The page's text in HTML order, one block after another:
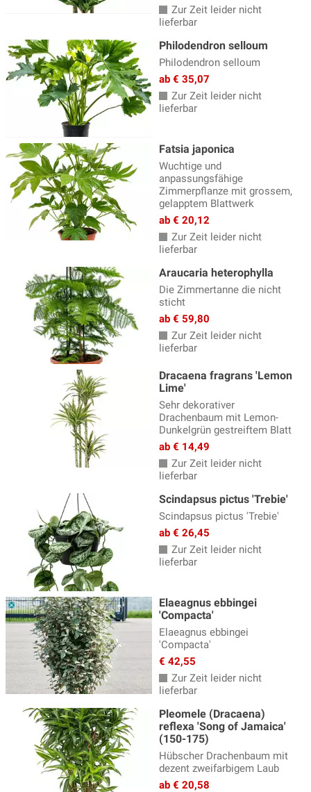
Zur Zeit leider nicht
lieferbar
Philodendron selloum
Philodendron selloum
ab € 35,07
Zur Zeit leider nicht
lieferbar
Fatsia japonica
Wuchtige und
anpassungsfähige
Zimmerpflanze mit grossem,
gelapptem Blattwerk
ab € 20,12
Zur Zeit leider nicht
lieferbar
Araucaria heterophylla
Die Zimmertanne die nicht
sticht
ab € 59,80
Zur Zeit leider nicht
lieferbar
Dracaena fragrans 'Lemon
Lime'
Sehr dekorativer
Drachenbaum mit Lemon-
Dunkelgrün gestreiftem Blatt
ab € 14,49
Zur Zeit leider nicht
lieferbar
Scindapsus pictus 'Trebie'
Scindapsus pictus 'Trebie'
ab € 26,45
Zur Zeit leider nicht
lieferbar
Elaeagnus ebbingei
'Compacta'
Elaeagnus ebbingei
'Compacta'
€ 42,55
Zur Zeit leider nicht
lieferbar
Pleomele (Dracaena)
reflexa 'Song of Jamaica'
(150-175)
Hübscher Drachenbaum mit
dezent zweifarbigem Laub
ab € 20,58